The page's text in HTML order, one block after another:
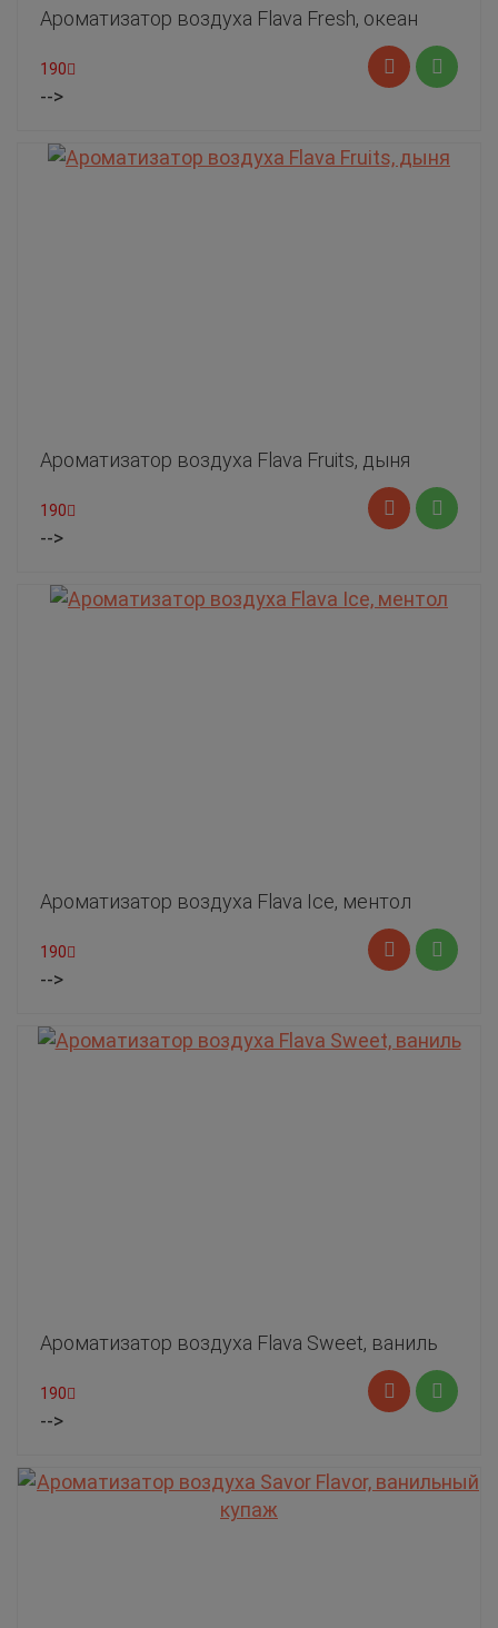
Ароматизатор воздуха Flava Fresh, океан
190
-->
Ароматизатор воздуха Flava Fruits, дыня
190
-->
Ароматизатор воздуха Flava Ice, ментол
190
-->
Ароматизатор воздуха Flava Sweet, ваниль
190
-->